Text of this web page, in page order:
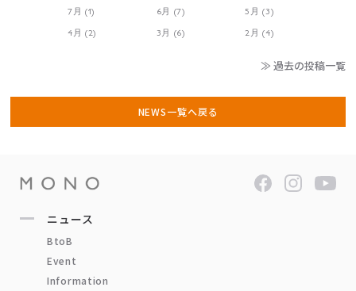
7月 (1)
6月 (7)
5月 (3)
4月 (2)
3月 (6) 2月 (4)
≫ 過去の投稿一覧
NEWS一覧へ戻る
ニュース
BtoB
Event
Information